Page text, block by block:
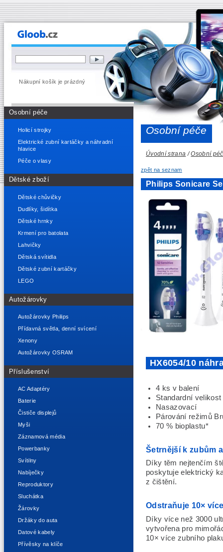
Nákupní košík je prázdný
Osobní péče
Holicí strojky
Elektrické zubní kartáčky a náhradní
hlavice
Péče o vlasy
Dětské zboží
Dětské chůvičky
Dudlíky, šidítka
Dětské hrnky
Krmení pro batolata
Lahvičky
Dětská svítidla
Dětské zubní kartáčky
LEGO
Autožárovky
Autožárovky Philips
Přídavná světla, denní svícení
Xenony
Autožárovky OSRAM
Příslušenství
AC Adaptéry
Baterie
Čističe displejů
Myši
Záznamová média
Powerbanky
Svítilny
Nabíječky
Reproduktory
Sluchátka
Žárovky
Držáky do auta
Datové kabely
Přívěsky na klíče
Osobní péče
Úvodní strana /Osobní
zpět na seznam
Philips Sonicare
HX6054/10
4 ks v balení
Standardní velikost
Nasazovací
Párování režimů
70 % bioplastu*
Šetrnější k zubům
Díky těm nejtenčím
poskytuje elektrický
z čištění.
Odstraňuje 10×
Díky více než 3000
vytvořena pro
10× více zubního